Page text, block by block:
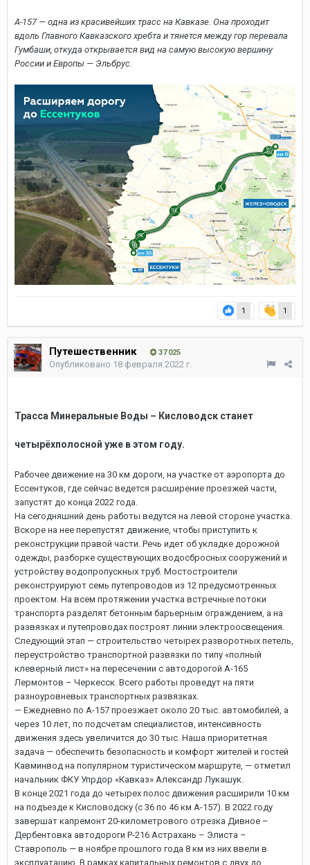
А-157 — одна из красивейших трасс на Кавказе. Она проходит
вдоль Главного Кавказского хребта и тянется между гор перевала
Гумбаши, откуда открывается вид на самую высокую вершину
России и Европы — Эльбрус.
1 1
Путешественник 37 025
Опубликовано 18 февраля 2022 г.
Трасса Минеральные Воды – Кисловодск станет
четырёхполосной уже в этом году.
Рабочее движение на 30 км дороги, на участке от аэропорта до
Ессентуков, где сейчас ведется расширение проезжей части,
запустят до конца 2022 года.
На сегодняшний день работы ведутся на левой стороне участка.
Вскоре на нее перепустят движение, чтобы приступить к
реконструкции правой части. Речь идет об укладке дорожной
одежды, разборке существующих водосбросных сооружений и
устройству водопропускных труб. Мостостроители
реконструируют семь путепроводов из 12 предусмотренных
проектом. На всем протяжении участка встречные потоки
транспорта разделят бетонным барьерным ограждением, а на
развязках и путепроводах построят линии электроосвещения.
Следующий этап — строительство четырех разворотных петель,
переустройство транспортной развязки по типу «полный
клеверный лист» на пересечении с автодорогой А-165
Лермонтов – Черкесск. Всего работы проведут на пяти
разноуровневых транспортных развязках.
— Ежедневно по А-157 проезжает около 20 тыс. автомобилей, а
через 10 лет, по подсчетам специалистов, интенсивность
движения здесь увеличится до 30 тыс. Наша приоритетная
задача — обеспечить безопасность и комфорт жителей и гостей
Кавминвод на популярном туристическом маршруте, — отметил
начальник ФКУ Упрдор «Кавказ» Александр Лукашук.
В конце 2021 года до четырех полос движения расширили 10 км
на подъезде к Кисловодску (с 36 по 46 км А-157). В 2022 году
завершат капремонт 20-километрового отрезка Дивное –
Дербентовка автодороги Р-216 Астрахань – Элиста –
Ставрополь — в ноябре прошлого года 8 км из них ввели в
эксплуатацию. В рамках капитальных ремонтов с двух до